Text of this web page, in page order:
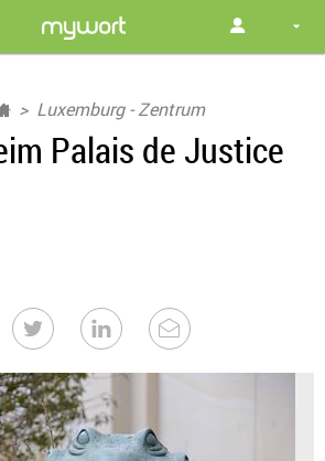
Luxemburg - Zentrum
Palais de Justice